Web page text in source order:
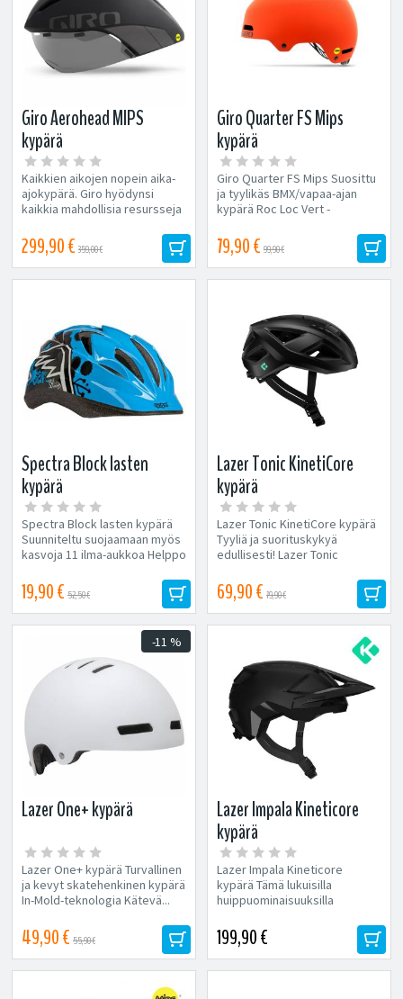
Giro Aerohead MIPS
kypärä
Kaikkien aikojen nopein aika-
ajokypärä. Giro hyödynsi
kaikkia mahdollisia resursseja
valtaa...
299,90 € 359,00 €
Giro Quarter FS Mips
kypärä
Giro Quarter FS Mips Suosittu
ja tyylikäs BMX/vapaa-ajan
kypärä Roc Loc Vert -
ilmastointiaukkoa ABS...
79,90 € 99,90 €
Spectra Block lasten
kypärä
Spectra Block lasten kypärä
Suunniteltu suojaamaan myös
kasvoja 11 ilma-aukkoa Helppo
19,90 € 52,50 €
Lazer Tonic KinetiCore
kypärä
Lazer Tonic KinetiCore kypärä
Tyyliä ja suorituskykyä
edullisesti! Lazer Tonic
pyöräilijöille,...
69,90 € 79,90 €
-11 %
Lazer One+ kypärä
Lazer One+ kypärä Turvallinen
ja kevyt skatehenkinen kypärä
In-Mold-teknologia Kätevä...
49,90 € 55,90 €
Lazer Impala Kineticore
kypärä
Lazer Impala Kineticore
kypärä Tämä lukuisilla
huippuominaisuuksilla
käyttömukavuudeltaan
korkeatasoinen...
199,90 €